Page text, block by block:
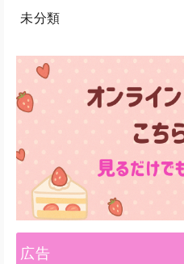
未分類
広告